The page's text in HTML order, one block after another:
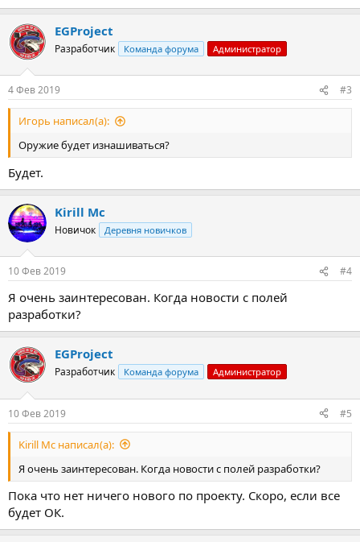
EGProject
Разработчик Команда форума Администратор
4 Фев 2019 #3
Игорь написал(а):
Оружие будет изнашиваться?
Будет.
Kirill Mc
Новичок Деревня новичков
10 Фев 2019 #4
Я очень заинтересован. Когда новости с полей
разработки?
EGProject
Разработчик Команда форума Администратор
10 Фев 2019 #5
Kirill Mc написал(а):
Я очень заинтересован. Когда новости с полей разработки?
Пока что нет ничего нового по проекту. Скоро, если все
будет ОК.